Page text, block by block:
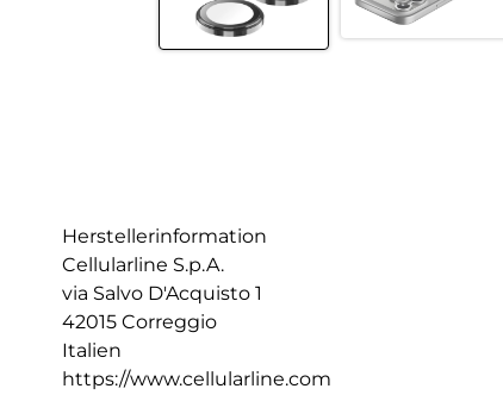
Herstellerinformation
Cellularline S.p.A.
via Salvo D'Acquisto 1
42015 Correggio
Italien
https://www.cellularline.com